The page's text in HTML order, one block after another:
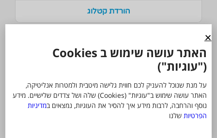
הורדת קטלוג
1254103
Fermod
France
האתר עושה שימוש ב Cookies
("עוגיות")
על מנת שנוכל להעניק לכם חווית גלישה מיטבית ולמטרות אנליטיקה,
האתר עושה שימוש ב"עוגיות" (Cookies) שלה ושל צדדים שלישיים. מידע
נוסף והרחבה, לרבות מידע איך להסיר את העוגיות, נמצאים במדיניות
הפרטיות שלנו